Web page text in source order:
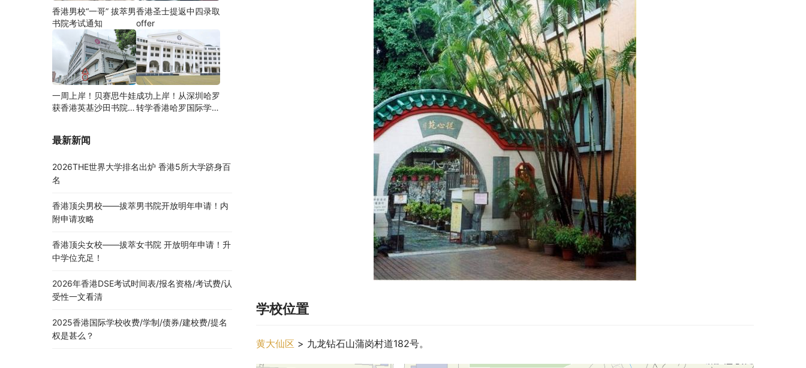
学校位置
黄大仙区 > 九龙钻石山蒲岗村道182号。
香港男校“一哥” 拔萃男
书院考试通知
香港圣士提返中四录取
offer
一周上岸！贝赛思牛娃
获香港英基沙田书院录
成功上岸！从深圳哈罗
转学香港哈罗国际学
最新新闻
2026THE世界大学排名出炉 香港5所大学跻身百
名
香港顶尖男校——拔萃男书院开放明年申请！内
附申请攻略
香港顶尖女校——拔萃女书院 开放明年申请！升
中学位充足！
2026年香港DSE考试时间表/报名资格/考试费/认
受性一文看清
2025香港国际学校收费/学制/债券/建校费/提名
权是甚么？